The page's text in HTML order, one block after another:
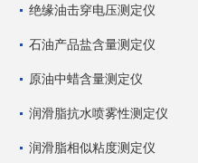
绝缘油击穿电压测定仪
石油产品盐含量测定仪
原油中蜡含量测定仪
润滑脂抗水喷雾性测定仪
润滑脂相似粘度测定仪